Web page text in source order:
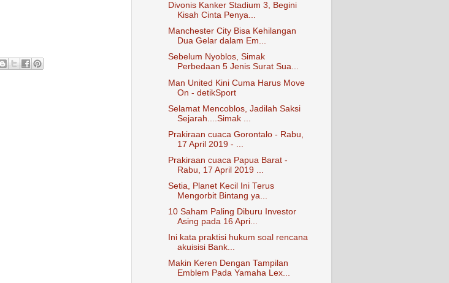
Divonis Kanker Stadium 3, Begini
Kisah Cinta Penya...
Manchester City Bisa Kehilangan
Dua Gelar dalam Em...
Sebelum Nyoblos, Simak
Perbedaan 5 Jenis Surat Sua...
Man United Kini Cuma Harus Move
On - detikSport
Selamat Mencoblos, Jadilah Saksi
Sejarah....Simak ...
Prakiraan cuaca Gorontalo - Rabu,
17 April 2019 - ...
Prakiraan cuaca Papua Barat -
Rabu, 17 April 2019 ...
Setia, Planet Kecil Ini Terus
Mengorbit Bintang ya...
10 Saham Paling Diburu Investor
Asing pada 16 Apri...
Ini kata praktisi hukum soal rencana
akuisisi Bank...
Makin Keren Dengan Tampilan
Emblem Pada Yamaha Lex...